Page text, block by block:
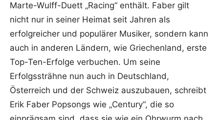
Marte-Wulff-Duett „Racing“ enthält. Faber gilt
nicht nur in seiner Heimat seit Jahren als
erfolgreicher und populärer Musiker, sondern kann
auch in anderen Ländern, wie Griechenland, erste
Top-Ten-Erfolge verbuchen. Um seine
Erfolgssträhne nun auch in Deutschland,
Österreich und der Schweiz auszubauen, schreibt
Erik Faber Popsongs wie „Century“, die so